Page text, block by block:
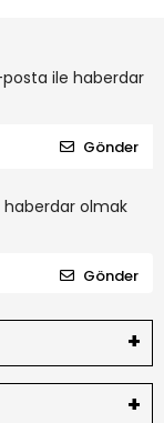
ile haberdar
Gönder
olmak
Gönder